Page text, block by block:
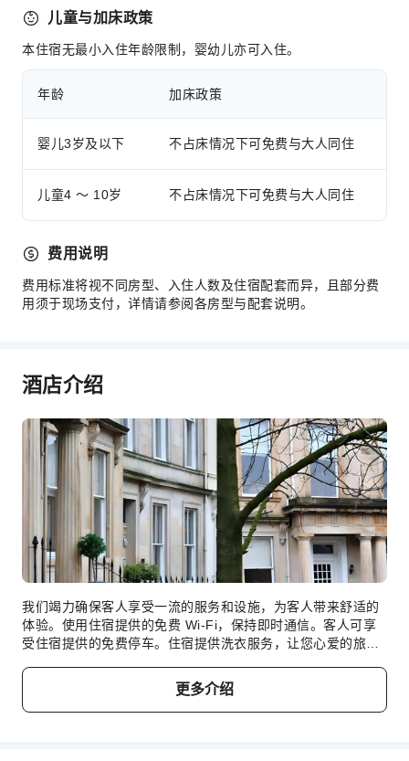
儿童与加床政策
本住宿无最小入住年龄限制，婴幼儿亦可入住。
年龄 加床政策
婴儿3岁及以下 不占床情况下可免费与大人同住
儿童4 ～ 10岁 不占床情况下可免费与大人同住
费用说明
费用标准将视不同房型、入住人数及住宿配套而异，且部分费
用须于现场支付，详情请参阅各房型与配套说明。
酒店介绍
我们竭力确保客人享受一流的服务和设施，为客人带来舒适的
体验。使用住宿提供的免费 Wi-Fi，保持即时通信。客人可享
受住宿提供的免费停车。住宿提供洗衣服务，让您心爱的旅行
家酒店式公寓，每间客房均配备便利的设施，确保您享受舒适
的入住体验。 许多客房均配有室内视频流媒体、每日报纸或电
视，供客人娱乐和享受。 特定客房提供冲泡咖啡或茶的器具，
更多介绍